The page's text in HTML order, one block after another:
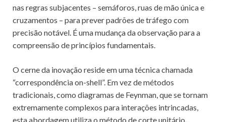
nas regras subjacentes – semáforos, ruas de mão única e
cruzamentos – para prever padrões de tráfego com
precisão notável. É uma mudança da observação para a
compreensão de princípios fundamentais.
O cerne da inovação reside em uma técnica chamada
“correspondência on-shell”. Em vez de métodos
tradicionais, como diagramas de Feynman, que se tornam
extremamente complexos para interações intrincadas,
esta abordagem utiliza o método de corte unitário.